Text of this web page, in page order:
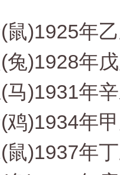
鼠)1925年
兔)1928年
马)1931年
鸡)1934年
鼠)1937年